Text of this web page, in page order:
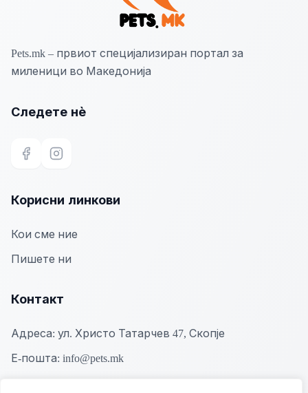
Pets.mk – првиот специјализиран портал за
миленици во Македонија
Следете нѐ
Корисни линкови
Кои сме ние
Пишете ни
Контакт
Адреса: ул. Христо Татарчев 47, Скопје
Е-пошта: info@pets.mk